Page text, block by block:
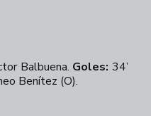
Balbuena. Goles:34’
Benítez (O).